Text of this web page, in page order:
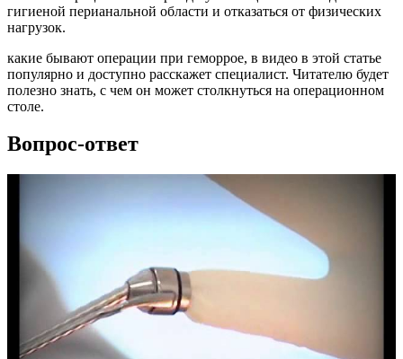
гигиеной перианальной области и отказаться от физических
нагрузок.
какие бывают операции при геморрое, в видео в этой статье
популярно и доступно расскажет специалист. Читателю будет
полезно знать, с чем он может столкнуться на операционном
столе.
Вопрос-ответ